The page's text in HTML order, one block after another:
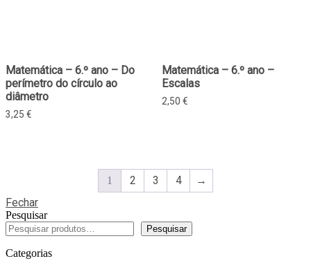
Matemática – 6.º ano – Do
perímetro do círculo ao
diâmetro
3,25 €
Matemática – 6.º ano –
Escalas
2,50 €
1 2 3 4
→
Fechar
Pesquisar
Pesquisar
Categorias